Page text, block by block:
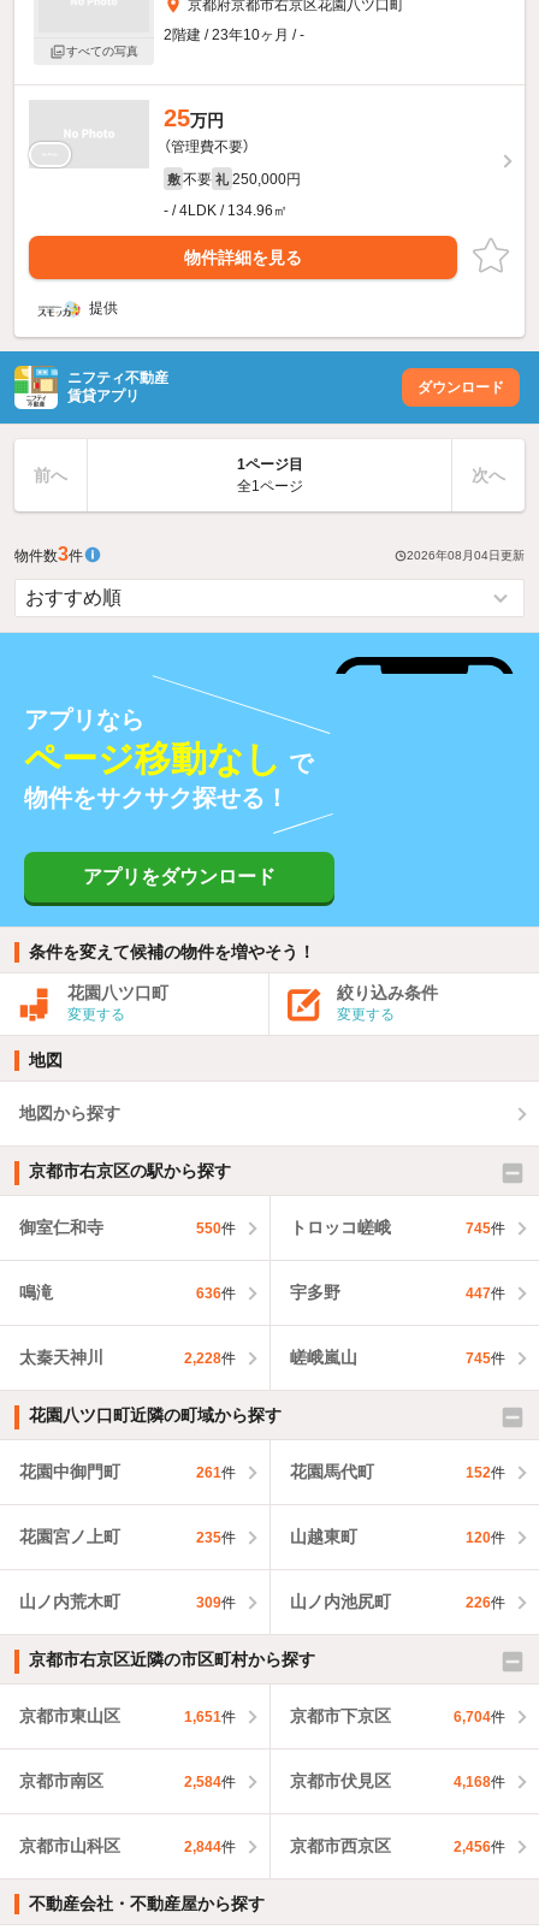
すべての写真
京都府京都市右京区花園八ツ口町
2階建 / 23年10ヶ月 / -
25万円
（管理費不要）
敷 不要 礼 250,000円
- / 4LDK / 134.96㎡
物件詳細を見る
提供
ニフティ不動産
賃貸アプリ
ダウンロード
前へ
1ページ目
全1ページ
次へ
物件数3件 2026年08月04日 更新
アプリなら
ページ移動なし で
物件をサクサク探せる！
アプリをダウンロード
条件を変えて候補の物件を増やそう！
花園八ツ口町
変更する
絞り込み条件
変更する
地図
地図から探す
京都市右京区の駅から探す
御室仁和寺 550件 トロッコ嵯峨 745件
鳴滝 636件 宇多野 447件
太秦天神川 2,228件 嵯峨嵐山 745件
花園八ツ口町近隣の町域から探す
花園中御門町 261件 花園馬代町 152件
花園宮ノ上町 235件 山越東町 120件
山ノ内荒木町 309件 山ノ内池尻町 226件
京都市右京区近隣の市区町村から探す
京都市東山区 1,651件 京都市下京区 6,704件
京都市南区 2,584件 京都市伏見区 4,168件
京都市山科区 2,844件 京都市西京区 2,456件
不動産会社・不動産屋から探す